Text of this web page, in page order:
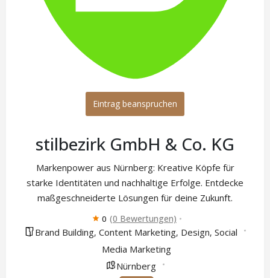
Eintrag beanspruchen
stilbezirk GmbH & Co. KG
Markenpower aus Nürnberg: Kreative Köpfe für
starke Identitäten und nachhaltige Erfolge. Entdecke
maßgeschneiderte Lösungen für deine Zukunft.
0 (0 Bewertungen)
Brand Building, Content Marketing, Design, Social
Media Marketing
Nürnberg